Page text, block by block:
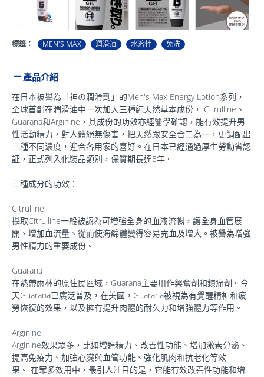
標籤： MEN'S MAX 潤滑油 水溶性 免洗
產品介紹
在日本被譽為「神の潤滑劑」的Men's Max Energy Lotion系列，
全球首創在潤滑油中一次加入三種純天然草本成份， Citrulline、
Guarana和Arginine，其成份的功效亦經醫學確認，能有效提升男
性活動精力，對人體絕無傷害，把天然跟安全合二為一，更調配出
三種不同濃度，迎合各用家的喜好。在日本已經通過厚生勞動省認
証，正式列入化裝品類別，保質期長達5年。
三種成分的功效：
Citrulline
攝取Citrulline一般被認為可增強全身的血液流暢，讓全身血管展
開、增加血流量、從而使海綿體變得容易充血及增大。被譽為增強
男性精力的重要成份。
Guarana
在熱帶雨林的原住民區域，Guarana主要用作興奮劑和鎮痛劑。今
天Guarana已廣泛普及，在美國，Guarana被視為有覺醒精神和疲
勞恢復的效果，以及擁有提升肉體的耐久力和增強體力等作用。
Arginine
Arginine效果眾多，比如增進精力、改善性功能、增加激素分泌、
提高免疫力、加強心臟與血管功能、強化肌肉和抗老化等效
果。 在眾多效用中，最引人注目的是，它能有效改善性功能和增